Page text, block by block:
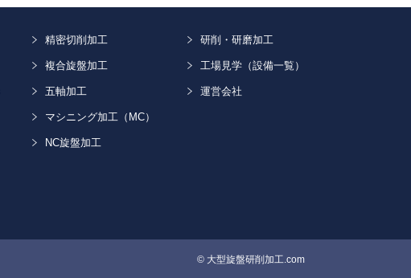
精密切削加工
複合旋盤加工
五軸加工
マシニング加工（MC）
NC旋盤加工
研削・研磨加工
工場見学（設備一覧）
運営会社
© 大型旋盤研削加工.com